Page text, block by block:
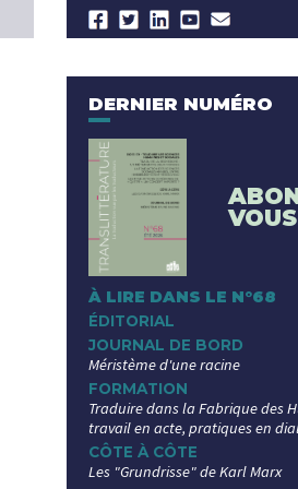
DERNIER NUMÉRO
VOUS
À LIRE DANS LE N°68
ÉDITORIAL
JOURNAL DE BORD
Méristème d'une racine
FORMATION
Traduire dans la Fabrique des
travail en acte, pratiques en
CÔTE À CÔTE
Les "Grundrisse" de Karl Marx